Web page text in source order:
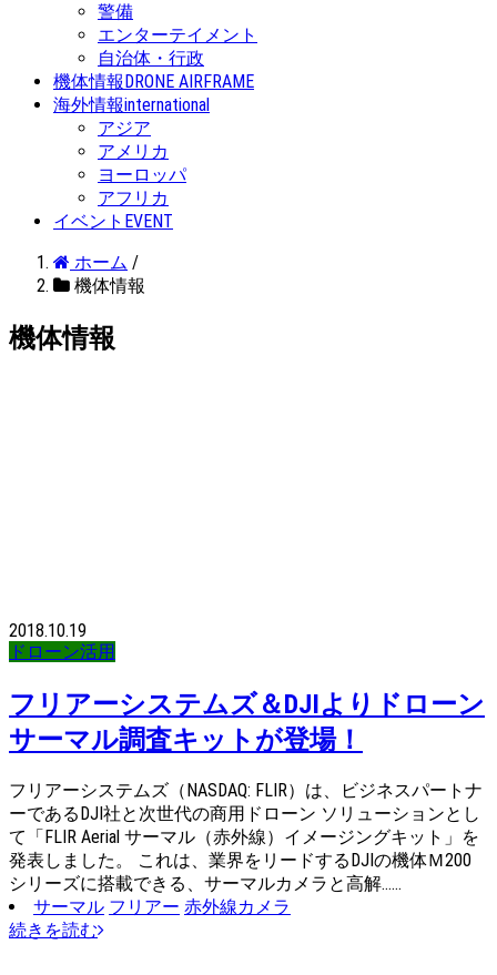
警備
エンターテイメント
自治体・行政
機体情報DRONE AIRFRAME
海外情報international
アジア
アメリカ
ヨーロッパ
アフリカ
イベント EVENT
ホーム /
機体情報
機体情報
2018.10.19
ドローン活用
フリアーシステムズ＆DJIよりドローン
サーマル調査キットが登場！
フリアーシステムズ（NASDAQ: FLIR）は、ビジネスパートナ
ーであるDJI社と次世代の商用ドローン ソリューションとし
て「FLIR Aerial サーマル（赤外線）イメージングキット」を
発表しました。 これは、業界をリードするDJIの機体Ｍ200
シリーズに搭載できる、サーマルカメラと⾼解……
サーマル フリアー 赤外線カメラ
続きを読む